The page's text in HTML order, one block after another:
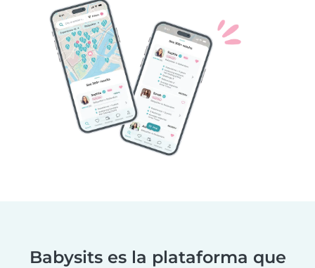
Babysits es la plataforma que